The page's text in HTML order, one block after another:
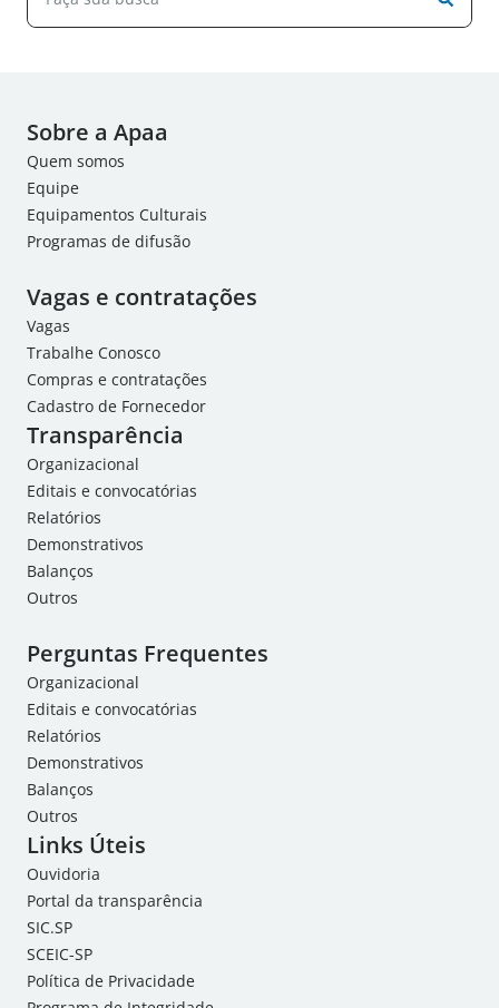
Sobre a Apaa
Quem somos
Equipe
Equipamentos Culturais
Programas de difusão
Vagas e contratações
Vagas
Trabalhe Conosco
Compras e contratações
Cadastro de Fornecedor
Transparência
Organizacional
Editais e convocatórias
Relatórios
Demonstrativos
Balanços
Outros
Perguntas Frequentes
Organizacional
Editais e convocatórias
Relatórios
Demonstrativos
Balanços
Outros
Links Úteis
Ouvidoria
Portal da transparência
SIC.SP
SCEIC-SP
Política de Privacidade